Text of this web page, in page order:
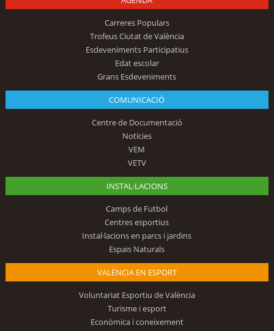
Carreres Populars
Trofeus Ciutat de València
Esdeveniments Participatius
Edat escolar
Grans Esdeveniments
COMUNICACIÓ
Centre de Documentació
Notícies
VEM
VETV
INSTAL·LACIONS
Camps de Futbol
Centres esportius
Instal·lacions en parcs i jardins
Espais Naturals
VALÈNCIA EN ESPORT
Voluntariat Esportiu de València
Turisme i esport
Econòmica i coneixement